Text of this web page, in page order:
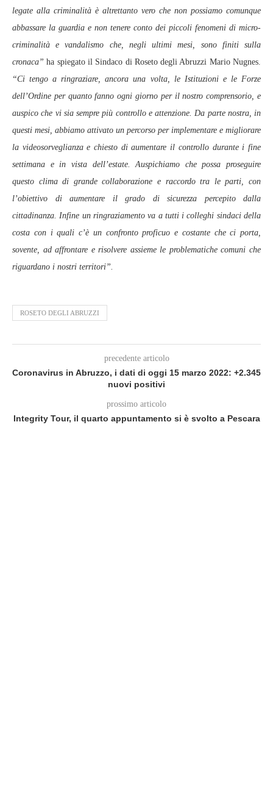
legate alla criminalità è altrettanto vero che non possiamo comunque
abbassare la guardia e non tenere conto dei piccoli fenomeni di micro-
criminalità e vandalismo che, negli ultimi mesi, sono finiti sulla
cronaca”ha spiegato il Sindaco di Roseto degli Abruzzi Mario Nugnes.
“Ci tengo a ringraziare, ancora una volta, le Istituzioni e le Forze
dell’Ordine per quanto fanno ogni giorno per il nostro comprensorio, e
auspico che vi sia sempre più controllo e attenzione. Da parte nostra, in
questi mesi, abbiamo attivato un percorso per implementare e migliorare
la videosorveglianza e chiesto di aumentare il controllo durante i fine
settimana e in vista dell’estate. Auspichiamo che possa proseguire
questo clima di grande collaborazione e raccordo tra le parti, con
l’obiettivo di aumentare il grado di sicurezza percepito dalla
cittadinanza. Infine un ringraziamento va a tutti i colleghi sindaci della
costa con i quali c’è un confronto proficuo e costante che ci porta,
sovente, ad affrontare e risolvere assieme le problematiche comuni che
riguardano i nostri territori”.
ROSETO DEGLI ABRUZZI
precedente articolo
Coronavirus in Abruzzo, i dati di oggi 15 marzo 2022: +2.345
nuovi positivi
prossimo articolo
Integrity Tour, il quarto appuntamento si è svolto a Pescara